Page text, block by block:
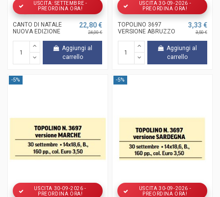
USCITA: SETTEMBRE -
PREORDINA ORA!
CANTO DI NATALE
NUOVA EDIZIONE
22,80 €
24,00 €
Aggiungi al
carrello
USCITA 30-09-2026 -
PREORDINA ORA!
TOPOLINO 3697
VERSIONE ABRUZZO
3,33 €
3,50 €
Aggiungi al
carrello
-5%
USCITA 30-09-2026 -
PREORDINA ORA!
-5%
USCITA 30-09-2026 -
PREORDINA ORA!